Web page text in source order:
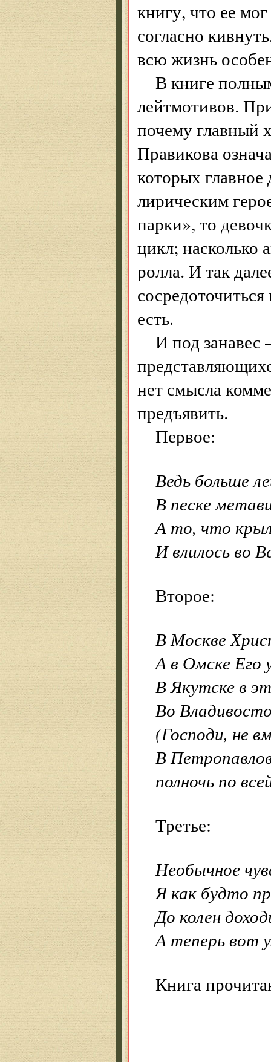
книгу, что ее
согласно
всю жизнь
В книге
лейтмотивов.
почему главный
Правикова
которых
лирическим
парки», то
цикл; насколько
ролла. И так
есть.
И под занавес
нет смысла
предъявить.
Первое:
Ведь больше
В песке
А то, что
И влилось во
Второе:
В Москве
А в Омске Его
В Якутске в
Во
(Господи, не
В
полночь по
Третье:
Необычное
Я как будто
До колен
А теперь вот
Книга